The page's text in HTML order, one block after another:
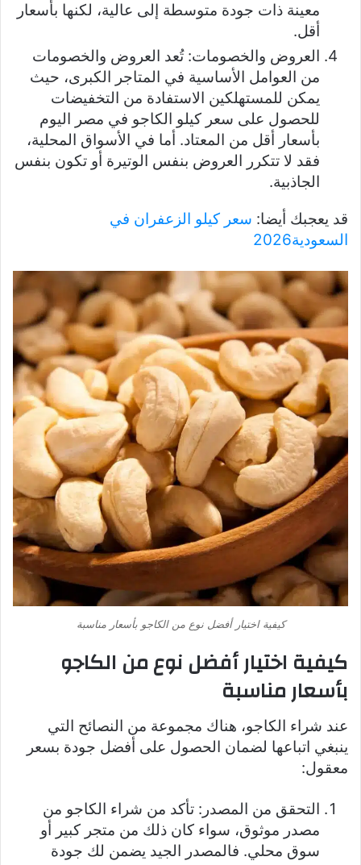
معينة ذات جودة متوسطة إلى عالية، لكنها بأسعار
أقل.
العروض والخصومات: تُعد العروض والخصومات
من العوامل الأساسية في المتاجر الكبرى، حيث
يمكن للمستهلكين الاستفادة من التخفيضات
للحصول على سعر كيلو الكاجو في مصر اليوم
بأسعار أقل من المعتاد. أما في الأسواق المحلية،
فقد لا تتكرر العروض بنفس الوتيرة أو تكون بنفس
الجاذبية.
قد يعجبك أيضا: سعر كيلو الزعفران في
السعودية2026
كيفية اختيار أفضل نوع من الكاجو بأسعار مناسبة
كيفية اختيار أفضل نوع من الكاجو
بأسعار مناسبة
عند شراء الكاجو، هناك مجموعة من النصائح التي
ينبغي اتباعها لضمان الحصول على أفضل جودة بسعر
معقول:
التحقق من المصدر: تأكد من شراء الكاجو من
مصدر موثوق، سواء كان ذلك من متجر كبير أو
سوق محلي. فالمصدر الجيد يضمن لك جودة